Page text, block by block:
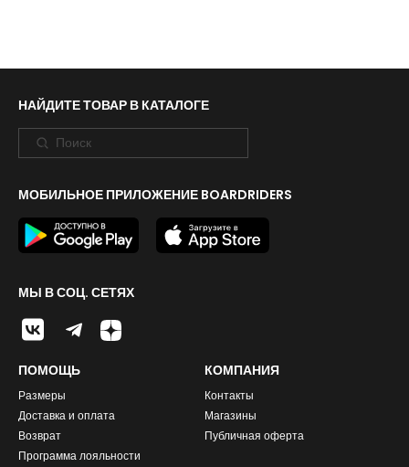
НАЙДИТЕ ТОВАР В КАТАЛОГЕ
МОБИЛЬНОЕ ПРИЛОЖЕНИЕ BOARDRIDERS
МЫ В СОЦ. СЕТЯХ
ПОМОЩЬ
Размеры
Доставка и оплата
Возврат
Программа лояльности
КОМПАНИЯ
Контакты
Магазины
Публичная оферта